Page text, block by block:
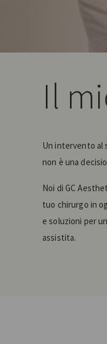
Il
Un intervento al
non è una
Noi di GC
tuo chirurgo in
e soluzioni per
assistita.